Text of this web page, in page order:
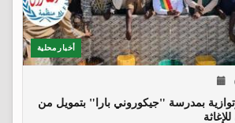
أخبار محلية
بمدرسة "جيكوروني بارا" بتمويل من